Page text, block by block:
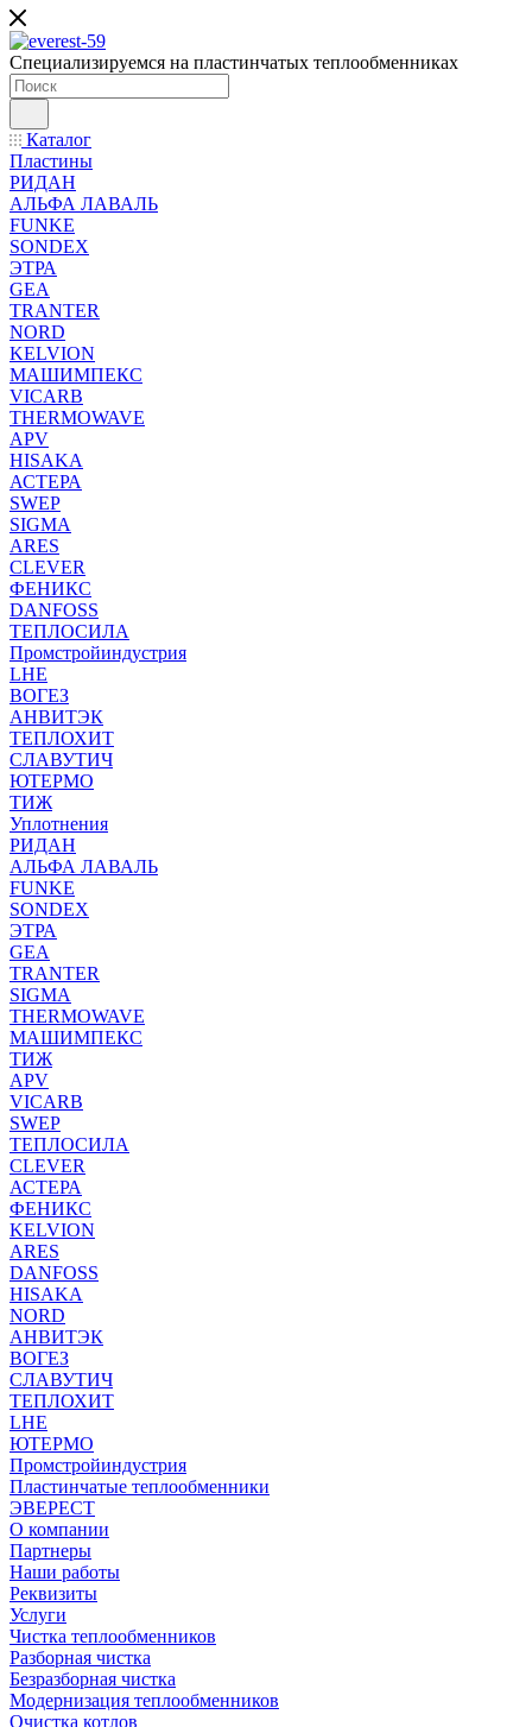
Специализируемся на пластинчатых теплообменниках
Каталог
Пластины
РИДАН
АЛЬФА ЛАВАЛЬ
FUNKE
SONDEX
ЭТРА
GEA
TRANTER
NORD
KELVION
МАШИМПЕКС
VICARB
THERMOWAVE
APV
HISAKA
АСТЕРА
SWEP
SIGMA
ARES
CLEVER
ФЕНИКС
DANFOSS
ТЕПЛОСИЛА
Промстройиндустрия
LHE
ВОГЕЗ
АНВИТЭК
ТЕПЛОХИТ
СЛАВУТИЧ
ЮТЕРМО
ТИЖ
Уплотнения
РИДАН
АЛЬФА ЛАВАЛЬ
FUNKE
SONDEX
ЭТРА
GEA
TRANTER
SIGMA
THERMOWAVE
МАШИМПЕКС
ТИЖ
APV
VICARB
SWEP
ТЕПЛОСИЛА
CLEVER
АСТЕРА
ФЕНИКС
KELVION
ARES
DANFOSS
HISAKA
NORD
АНВИТЭК
ВОГЕЗ
СЛАВУТИЧ
ТЕПЛОХИТ
LHE
ЮТЕРМО
Промстройиндустрия
Пластинчатые теплообменники
ЭВЕРЕСТ
О компании
Партнеры
Наши работы
Реквизиты
Услуги
Чистка теплообменников
Разборная чистка
Безразборная чистка
Модернизация теплообменников
Очистка котлов